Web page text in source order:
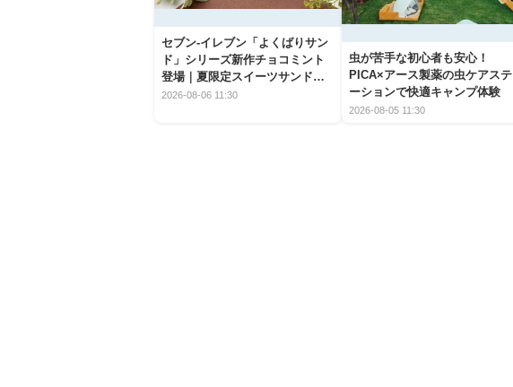
セブン‐イレブン「よくばりサン
ド」シリーズ新作チョコミント
登場｜夏限定スイーツサンドの
爽快な魅力
2026-08-06 11:30
虫が苦手な初心者も安心！
PICA×アース製薬の虫ケアステ
ーションで快適キャンプ体験
2026-08-05 11:30